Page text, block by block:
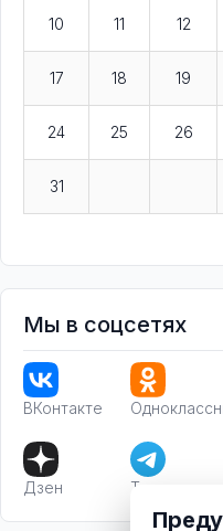
10 11 12
17 18 19
24 25 26
31
Мы в соцсетях
ВКонтакте
Дзен Телеграм